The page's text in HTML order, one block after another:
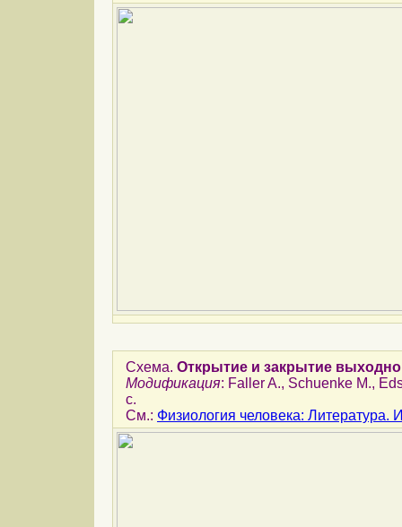
Схема. Открытие и закрытие
Модификация: Faller A., Schuenke M.,
c.
См.: Физиология человека: Литература.